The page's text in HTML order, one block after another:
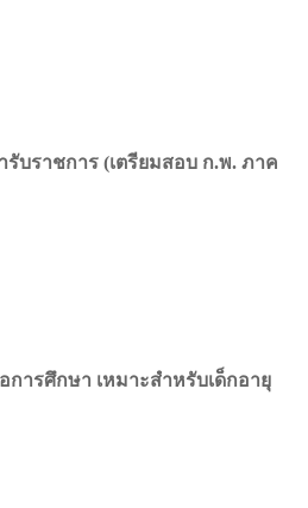
รับราชการ (เตรียมสอบ ก.พ. ภาค
การศึกษา เหมาะสำหรับเด็กอายุ